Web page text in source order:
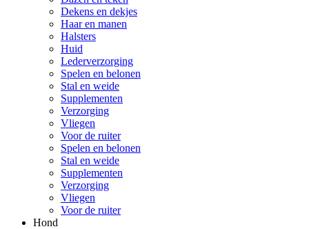
Dekens en dekjes
Haar en manen
Halsters
Huid
Lederverzorging
Spelen en belonen
Stal en weide
Supplementen
Verzorging
Vliegen
Voor de ruiter
Spelen en belonen
Stal en weide
Supplementen
Verzorging
Vliegen
Voor de ruiter
Hond